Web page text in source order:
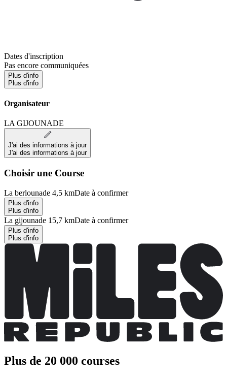
Dates d'inscription
Pas encore communiquées
Plus d'info
Plus d'info
Organisateur
LA GIJOUNADE
J'ai des informations à jour
J'ai des informations à jour
Choisir une Course
La berlounade 4,5 kmDate à confirmer
Plus d'info
Plus d'info
La gijounade 15,7 kmDate à confirmer
Plus d'info
Plus d'info
Plus de 20 000 courses